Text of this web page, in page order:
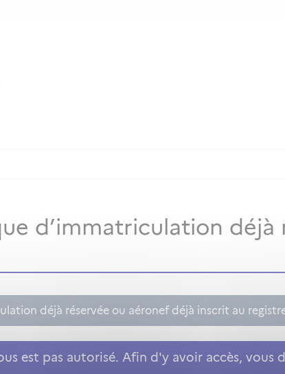
d’immatriculation déjà
déjà réservée ou aéronef déjà inscrit au
est pas autorisé. Afin d'y avoir accès, vous